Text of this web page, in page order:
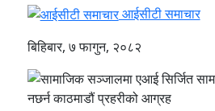
आईसीटी समाचार
बिहिबार, ७ फागुन, २०८२